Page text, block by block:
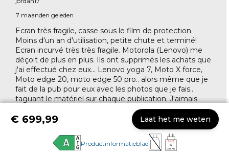
€ 699,99 Laat het me weten
Productinformatieblad